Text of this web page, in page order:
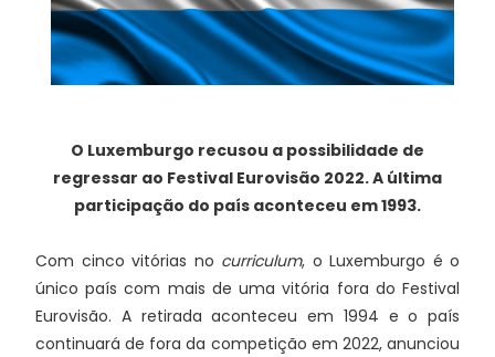
O Luxemburgo recusou a possibilidade de
regressar ao Festival Eurovisão 2022. A última
participação do país aconteceu em 1993.
Com cinco vitórias no curriculum, o Luxemburgo é o
único país com mais de uma vitória fora do Festival
Eurovisão. A retirada aconteceu em 1994 e o país
continuará de fora da competição em 2022, anunciou